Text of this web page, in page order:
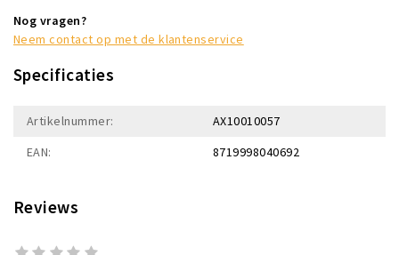
Nog vragen?
Neem contact op met de klantenservice
Specificaties
Artikelnummer:
AX10010057
EAN:
8719998040692
Reviews